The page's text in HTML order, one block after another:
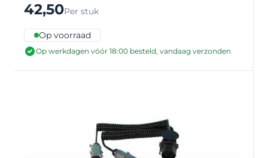
42,50Per stuk
Op voorraad
Op werkdagen vóór 18:00 besteld, vandaag verzonden